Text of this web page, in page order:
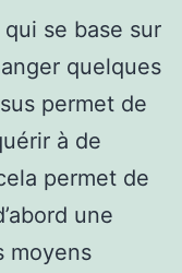
se base sur
quelques
permet de
à de
permet de
une
moyens